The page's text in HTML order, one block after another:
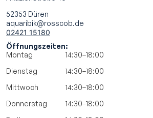
52353 Düren
aquaribik@rosscob.de
02421 15180
Öffnungszeiten:
Montag
14:30–18:00
Dienstag
14:30–18:00
Mittwoch
14:30–18:00
Donnerstag
14:30–18:00